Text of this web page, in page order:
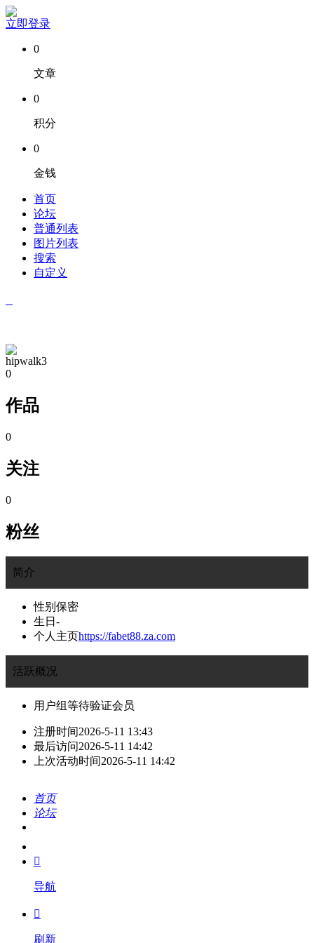
立即登录
0
文章
0
积分
0
金钱
首页
论坛
普通列表
图片列表
搜索
自定义
hipwalk3
0
作品
0
关注
0
粉丝
简介
性别 保密
生日 -
个人主页https://fabet88.za.com
活跃概况
用户组等待验证会员
注册时间2026-5-11 13:43
最后访问2026-5-11 14:42
上次活动时间2026-5-11 14:42
首页
论坛
我的

导航

刷新